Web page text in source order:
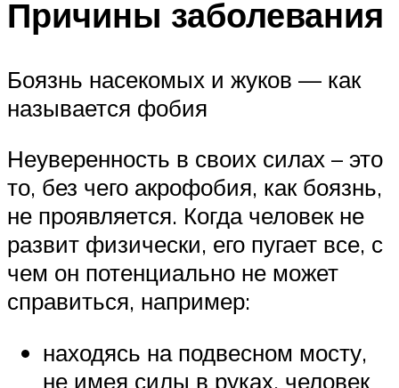
Причины заболевания
Боязнь насекомых и жуков — как
называется фобия
Неуверенность в своих силах – это
то, без чего акрофобия, как боязнь,
не проявляется. Когда человек не
развит физически, его пугает все, с
чем он потенциально не может
справиться, например:
находясь на подвесном мосту,
не имея силы в руках, человек